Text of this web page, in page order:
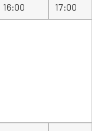
16:00 17:00